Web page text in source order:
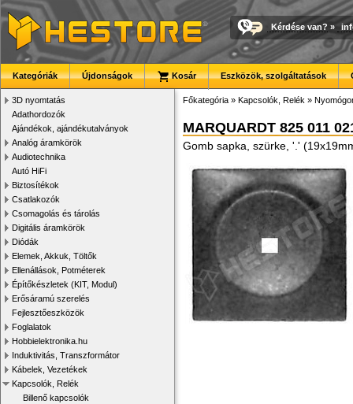
Kérdése van? »
Kategóriák Újdonságok Kosár Eszközök, szolgáltatások
3D nyomtatás
Adathordozók
Ajándékok, ajándékutalványok
Analóg áramkörök
Audiotechnika
Autó HiFi
Biztosítékok
Csatlakozók
Csomagolás és tárolás
Digitális áramkörök
Diódák
Elemek, Akkuk, Töltők
Ellenállások, Potméterek
Építőkészletek (KIT, Modul)
Erősáramú szerelés
Fejlesztőeszközök
Foglalatok
Hobbielektronika.hu
Induktivitás, Transzformátor
Kábelek, Vezetékek
Kapcsolók, Relék
Billenő kapcsolók
Főkategória » Kapcsolók, Relék »
MARQUARDT 825 011
Gomb sapka, szürke, '.'